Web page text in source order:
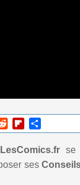
RedditFlipboard
LesComics.frse
ses